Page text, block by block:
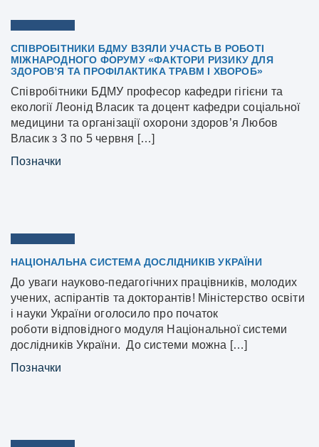
СПІВРОБІТНИКИ БДМУ ВЗЯЛИ УЧАСТЬ В РОБОТІ
МІЖНАРОДНОГО ФОРУМУ «ФАКТОРИ РИЗИКУ ДЛЯ
ЗДОРОВ’Я ТА ПРОФІЛАКТИКА ТРАВМ І ХВОРОБ»
Співробітники БДМУ професор кафедри гігієни та
екології Леонід Власик та доцент кафедри соціальної
медицини та організації охорони здоров’я Любов
Власик з 3 по 5 червня […]
Позначки
НАЦІОНАЛЬНА СИСТЕМА ДОСЛІДНИКІВ УКРАЇНИ
До уваги науково-педагогічних працівників, молодих
учених, аспірантів та докторантів! Міністерство освіти
і науки України оголосило про початок
роботи відповідного модуля Національної системи
дослідників України. До системи можна […]
Позначки